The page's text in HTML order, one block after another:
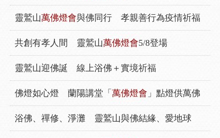
靈鷲山萬佛燈會與佛同行 孝親善行為疫情祈福
共創有孝人間 靈鷲山萬佛燈會5/8登場
靈鷲山迎佛誕 線上浴佛＋實境祈福
佛燈如心燈 蘭陽講堂「 萬佛燈會 」點燈供萬佛
浴佛、禪修、淨灘 靈鷲山與佛結緣、愛地球